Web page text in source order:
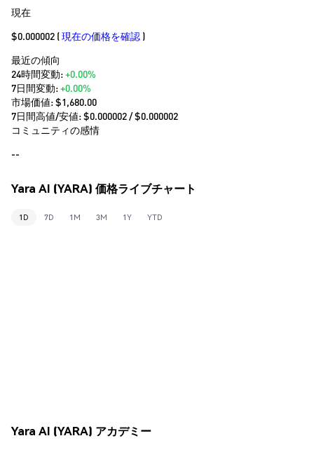
現在
$0.000002 (現在の価格を確認 )
最近の傾向
24時間変動:+0.00%
7日間変動:+0.00%
市場価値:$1,680.00
7日間高値/安値: $0.000002/ $0.000002
コミュニティの感情
--
Yara AI (YARA) 価格ライブチャート
1D 7D 1M 3M 1Y YTD
Yara AI (YARA) アカデミー